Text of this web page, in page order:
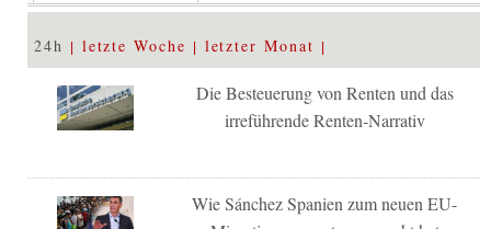
24h letzte Woche letzter Monat
Die Besteuerung von Renten und das
irreführende Renten-Narrativ
Wie Sánchez Spanien zum neuen EU-